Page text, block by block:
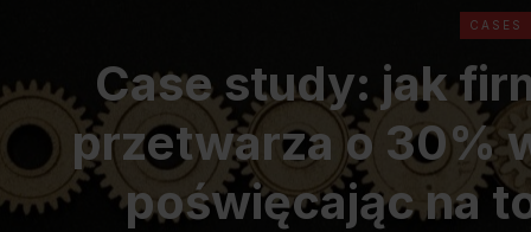
CASES
Case study: jak
przetwarza o 30%
poświęcając na